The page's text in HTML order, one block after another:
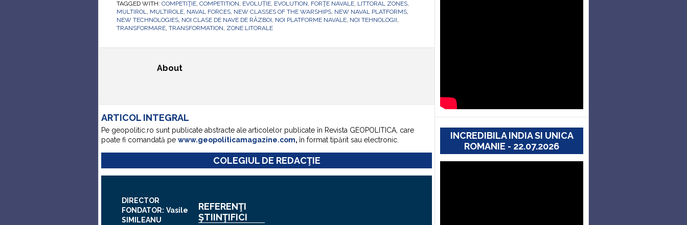
TAGGED WITH: COMPETIŢIE, COMPETITION, EVOLUȚIE, EVOLUTION, FORŢE NAVALE, LITTORAL ZONES,
MULTIROL, MULTIROLE, NAVAL FORCES, NEW CLASSES OF THE WARSHIPS, NEW NAVAL PLATFORMS,
NEW TECHNOLOGIES, NOI CLASE DE NAVE DE RĂZBOI, NOI PLATFORME NAVALE, NOI TEHNOLOGII,
TRANSFORMARE, TRANSFORMATION, ZONE LITORALE
About
ARTICOL INTEGRAL
Pe geopolitic.ro sunt publicate abstracte ale articolelor publicate în Revista GEOPOLITICA, care
poate fi comandată pe www.geopoliticamagazine.com, în format tipărit sau electronic.
COLEGIUL DE REDACŢIE
DIRECTOR
FONDATOR: Vasile
SIMILEANU
REFERENŢI
ŞTIINŢIFICI
INCREDIBILA INDIA SI UNICA
ROMANIE - 22.07.2026